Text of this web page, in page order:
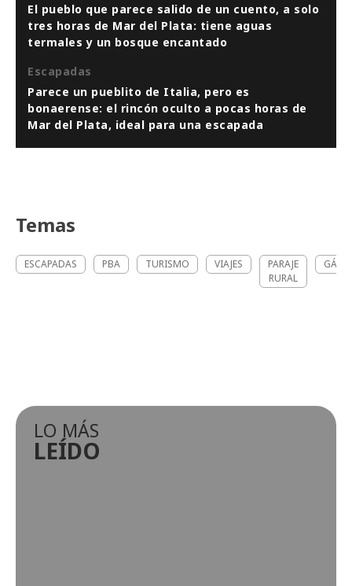
El pueblo que parece salido de un cuento, a solo
tres horas de Mar del Plata: tiene aguas
termales y un bosque encantado
Escapadas
Parece un pueblito de Italia, pero es
bonaerense: el rincón oculto a pocas horas de
Mar del Plata, ideal para una escapada
Temas
ESCAPADAS PBA TURISMO VIAJES
PARAJE
RURAL
LO MÁS
LEÍDO